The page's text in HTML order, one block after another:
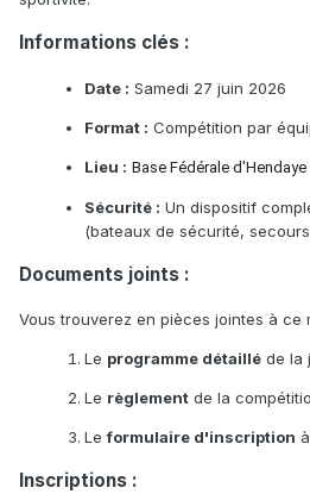
Informations clés :
Date : Samedi 27 juin 2026
Format : Compétition par
Lieu : Base Fédérale d'Hendaye
Sécurité : Un dispositif
(bateaux de sécurité,
Documents joints :
Vous trouverez en pièces jointes à ce
Le programme détaillé de la
Le règlement de la
Leformulaire d'inscription
Inscriptions :